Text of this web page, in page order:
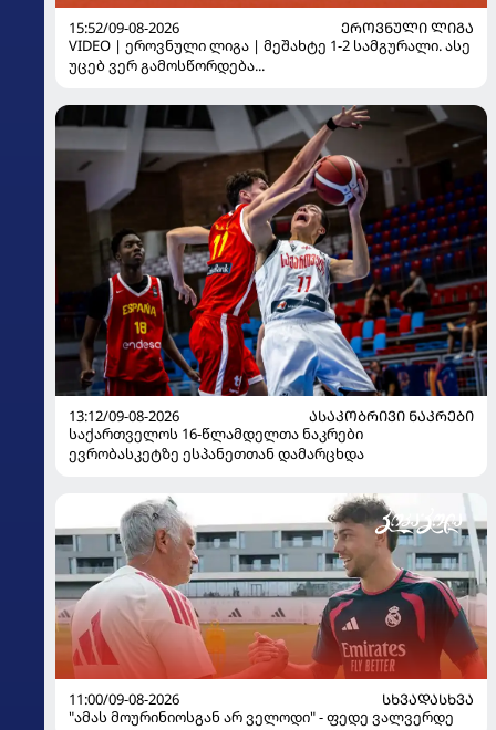
15:52/09-08-2026
ᲔᲠᲝᲕᲜᲣᲚᲘ ᲚᲘᲒᲐ
VIDEO | ეროვნული ლიგა | მეშახტე 1-2 სამგურალი. ასე
უცებ ვერ გამოსწორდება...
13:12/09-08-2026
ᲐᲡᲐᲙᲝᲑᲠᲘᲕᲘ ᲜᲐᲙᲠᲔᲑᲘ
საქართველოს 16-წლამდელთა ნაკრები
ევრობასკეტზე ესპანეთთან დამარცხდა
11:00/09-08-2026
ᲡᲮᲕᲐᲓᲐᲡᲮᲕᲐ
"ამას მოურინიოსგან არ ველოდი" - ფედე ვალვერდე